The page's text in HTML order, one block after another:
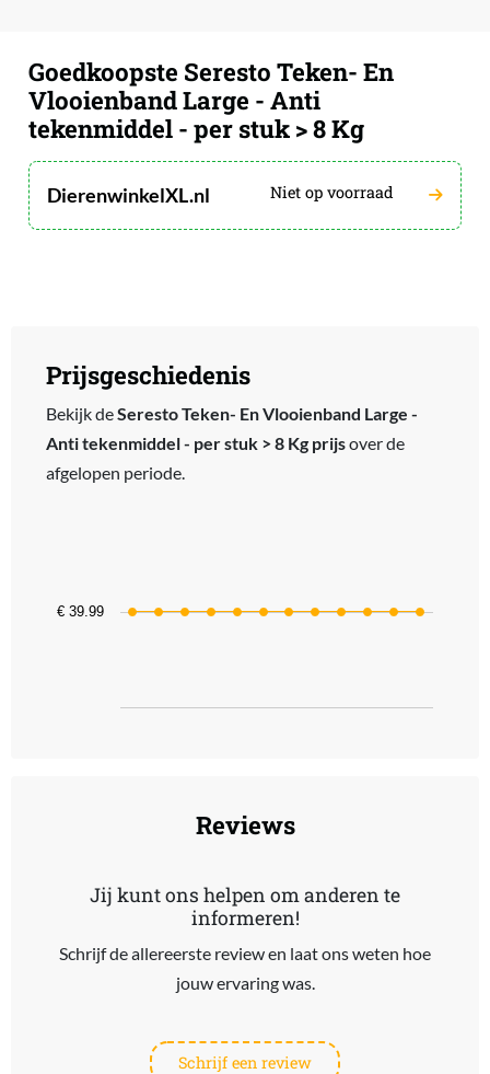
Goedkoopste Seresto Teken- En
Vlooienband Large - Anti
tekenmiddel - per stuk > 8 Kg
DierenwinkelXL.nl Niet op voorraad
Prijsgeschiedenis
Bekijk deSeresto Teken- En Vlooienband Large -
Anti tekenmiddel - per stuk > 8 Kg prijsover de
afgelopen periode.
The chart has 1 Y axis displaying values. Data ranges from 39.99
€ 39.99
Reviews
Jij kunt ons helpen om anderen te
informeren!
Schrijf de allereerste review en laat ons weten hoe
jouw ervaring was.
Schrijf een review